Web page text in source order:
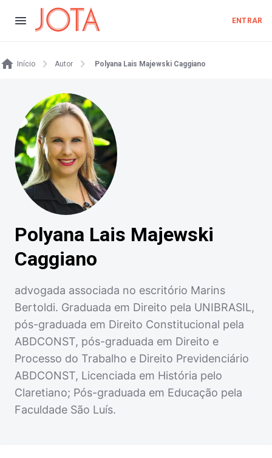
ENTRAR
Início Autor Polyana Lais Majewski Caggiano
Polyana Lais Majewski
Caggiano
advogada associada no escritório Marins
Bertoldi. Graduada em Direito pela UNIBRASIL,
pós-graduada em Direito Constitucional pela
ABDCONST, pós-graduada em Direito e
Processo do Trabalho e Direito Previdenciário
ABDCONST, Licenciada em História pelo
Claretiano; Pós-graduada em Educação pela
Faculdade São Luís.